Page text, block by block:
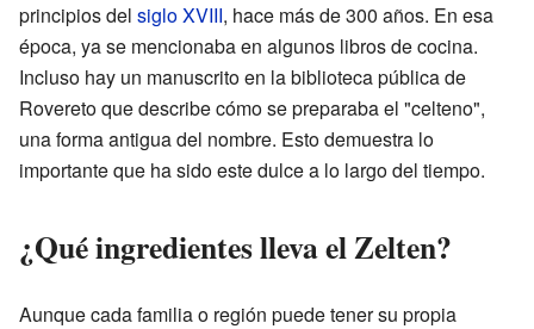
principios del siglo XVIII, hace más de 300 años. En esa
época, ya se mencionaba en algunos libros de cocina.
Incluso hay un manuscrito en la biblioteca pública de
Rovereto que describe cómo se preparaba el "celteno",
una forma antigua del nombre. Esto demuestra lo
importante que ha sido este dulce a lo largo del tiempo.
¿Qué ingredientes lleva el Zelten?
Aunque cada familia o región puede tener su propia